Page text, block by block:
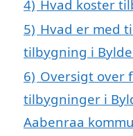
4) Hvad koster
5) Hvad er med
tilbygning i
6) Oversigt over
tilbygninger i
Aabenraa